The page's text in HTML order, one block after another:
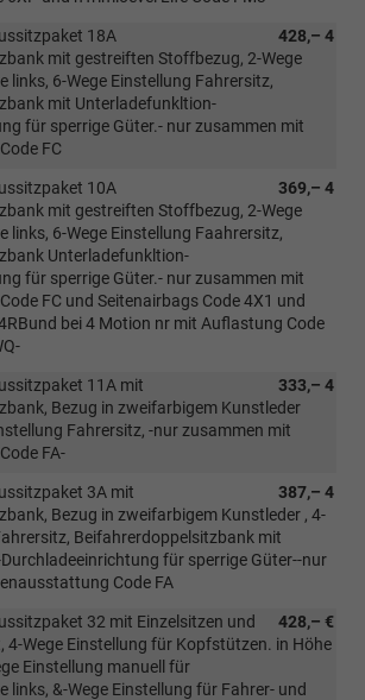
428,– 4
18A
mit gestreiften Stoffbezug, 2-Wege
links, 6-Wege Einstellung Fahrersitz,
mit Unterladefunkltion-
für sperrige Güter.- nur zusammen mit
FC
369,– 4
10A
mit gestreiften Stoffbezug, 2-Wege
links, 6-Wege Einstellung Faahrersitz,
Unterladefunkltion-
für sperrige Güter.- nur zusammen mit
FC und Seitenairbags Code 4X1 und
bei 4 Motion nr mit Auflastung Code
333,– 4
11A mit
Bezug in zweifarbigem Kunstleder
Fahrersitz, -nur zusammen mit
FA-
387,– 4
3A mit
Bezug in zweifarbigem Kunstleder , 4-
Beifahrerdoppelsitzbank mit
für sperrige Güter--nur
Code FA
428,– €
32 mit Einzelsitzen und
4-Wege Einstellung für Kopfstützen. in Höhe
Einstellung manuell für
links, &-Wege Einstellung für Fahrer- und